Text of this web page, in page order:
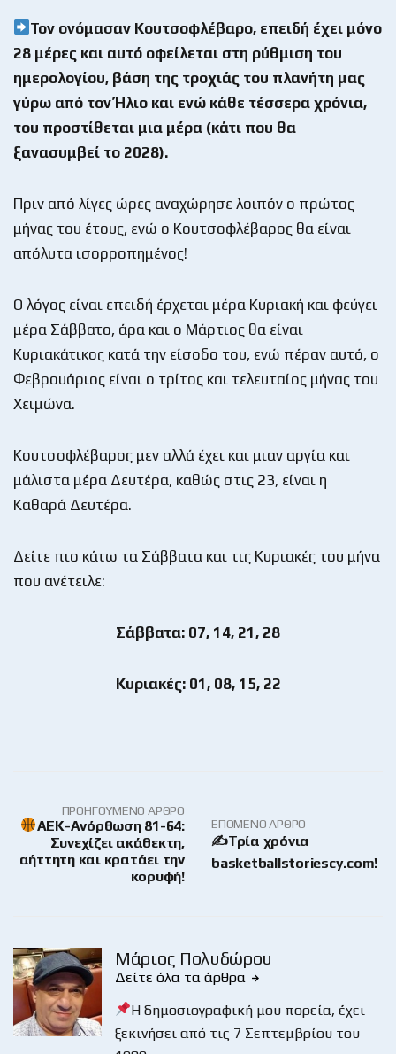
Τον ονόμασαν Κουτσοφλέβαρο, επειδή έχει μόνο
28 μέρες και αυτό οφείλεται στη ρύθμιση του
ημερολογίου, βάση της τροχιάς του πλανήτη μας
γύρω από τον Ήλιο και ενώ κάθε τέσσερα χρόνια,
του προστίθεται μια μέρα (κάτι που θα
ξανασυμβεί το 2028).
Πριν από λίγες ώρες αναχώρησε λοιπόν ο πρώτος
μήνας του έτους, ενώ ο Κουτσοφλέβαρος θα είναι
απόλυτα ισορροπημένος!
Ο λόγος είναι επειδή έρχεται μέρα Κυριακή και φεύγει
μέρα Σάββατο, άρα και ο Μάρτιος θα είναι
Κυριακάτικος κατά την είσοδο του, ενώ πέραν αυτό, ο
Φεβρουάριος είναι ο τρίτος και τελευταίος μήνας του
Χειμώνα.
Κουτσοφλέβαρος μεν αλλά έχει και μιαν αργία και
μάλιστα μέρα Δευτέρα, καθώς στις 23, είναι η
Καθαρά Δευτέρα.
Δείτε πιο κάτω τα Σάββατα και τις Κυριακές του μήνα
που ανέτειλε:
Σάββατα: 07, 14, 21, 28
Κυριακές: 01, 08, 15, 22
ΠΡΟΗΓΟΎΜΕΝΟ ΆΡΘΡΟ
ΑΕΚ-Ανόρθωση 81-64:
Συνεχίζει ακάθεκτη,
αήττητη και κρατάει την
κορυφή!
ΕΠΌΜΕΝΟ ΆΡΘΡΟ
✍️Τρία χρόνια
basketballstoriescy.com!
Μάριος Πολυδώρου
Δείτε όλα τα άρθρα
Η δημοσιογραφική μου πορεία, έχει
ξεκινήσει από τις 7 Σεπτεμβρίου του